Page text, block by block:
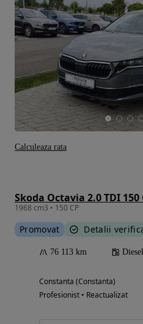
Skoda Octavia 2.0 TDI 150
1968 cm3 • 150 CP
Promovat Detalii
76 113 km Diesel
Constanta (Constanta)
Profesionist • Reactualizat
Calculeaza rata